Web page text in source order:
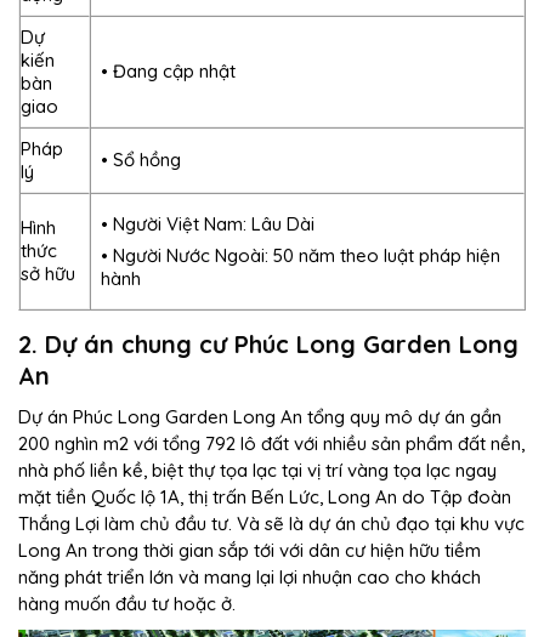
Dự
kiến
bàn
giao
• Đang cập nhật
Pháp
lý
• Sổ hồng
Hình
thức
sở hữu
• Người Việt Nam: Lâu Dài
• Người Nước Ngoài: 50 năm theo luật pháp hiện
hành
2. Dự án chung cư Phúc Long Garden Long
An
Dự án Phúc Long Garden Long An tổng quy mô dự án gần
200 nghìn m2 với tổng 792 lô đất với nhiều sản phẩm đất nền,
nhà phố liền kề, biệt thự tọa lạc tại vị trí vàng tọa lạc ngay
mặt tiền Quốc lộ 1A, thị trấn Bến Lức, Long An do Tập đoàn
Thắng Lợi làm chủ đầu tư. Và sẽ là dự án chủ đạo tại khu vực
Long An trong thời gian sắp tới với dân cư hiện hữu tiềm
năng phát triển lớn và mang lại lợi nhuận cao cho khách
hàng muốn đầu tư hoặc ở.